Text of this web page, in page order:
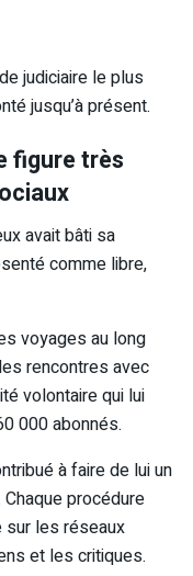
judiciaire le plus
jusqu’à présent.
figure très
avait bâti sa
comme libre,
voyages au long
rencontres avec
volontaire qui lui
000 abonnés.
à faire de lui un
procédure
sur les réseaux
et les critiques.